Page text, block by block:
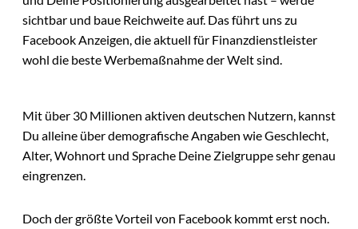
sichtbar und baue Reichweite auf. Das führt uns zu
Facebook Anzeigen, die aktuell für Finanzdienstleister
wohl die beste Werbemaßnahme der Welt sind.
Mit über 30 Millionen aktiven deutschen Nutzern, kannst
Du alleine über demografische Angaben wie Geschlecht,
Alter, Wohnort und Sprache Deine Zielgruppe sehr genau
eingrenzen.
Doch der größte Vorteil von Facebook kommt erst noch.